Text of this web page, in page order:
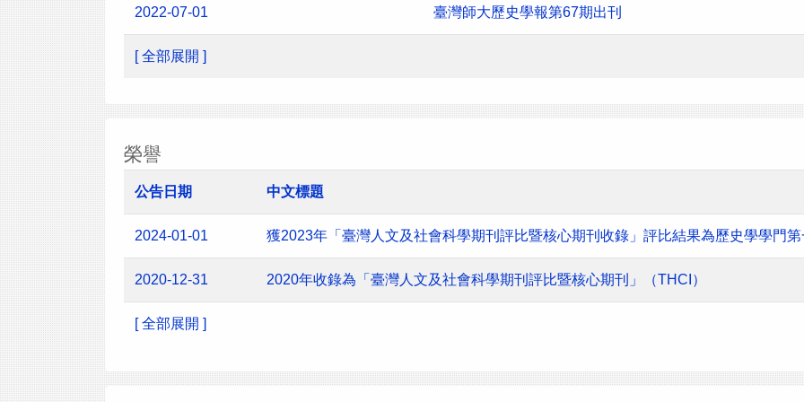
2022-07-01 臺灣師大歷史學報第67期出刊
[ 全部展開 ]
榮譽
公告日期 中文標題
2024-01-01 獲2023年「臺灣人文及社會科學期刊評比暨核心期刊收錄」評比結果為歷史學學門
2020-12-31 2020年收錄為「臺灣人文及社會科學期刊評比暨核心期刊」（THCI）
[ 全部展開 ]